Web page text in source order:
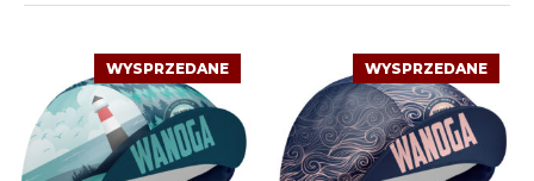
WYSPRZEDANE WYSPRZEDANE